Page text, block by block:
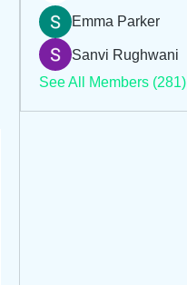
Emma Parker
Sanvi Rughwani
See All Members (281)